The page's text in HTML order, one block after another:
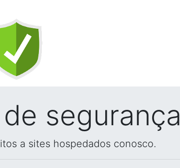
segurança
a sites hospedados conosco.